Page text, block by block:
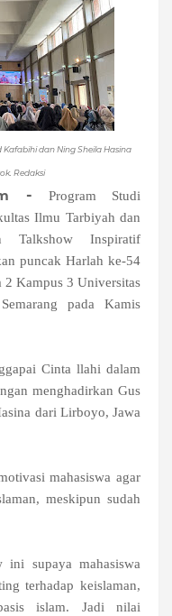
dan Ning Sheila Hasina
Redaksi
-
Program Studi
Ilmu Tarbiyah dan
Talkshow Inspiratif
puncak Harlah ke-54
Kampus 3 Universitas
pada Kamis
Cinta llahi dalam
menghadirkan Gus
dari Lirboyo, Jawa
mahasiswa agar
meskipun sudah
ini supaya mahasiswa
terhadap keislaman,
islam. Jadi nilai